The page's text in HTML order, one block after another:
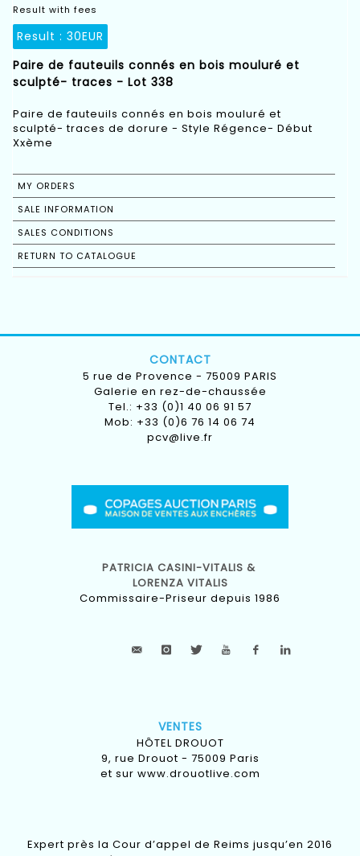
Result with fees
Result : 30EUR
Paire de fauteuils connés en bois mouluré et
sculpté- traces - Lot 338
Paire de fauteuils connés en bois mouluré et
sculpté- traces de dorure - Style Régence- Début
Xxème
MY ORDERS
SALE INFORMATION
SALES CONDITIONS
RETURN TO CATALOGUE
CONTACT
5 rue de Provence - 75009 PARIS
Galerie en rez-de-chaussée
Tel.: +33 (0)1 40 06 91 57
Mob: +33 (0)6 76 14 06 74
pcv@live.fr
PATRICIA CASINI-VITALIS &
LORENZA VITALIS
Commissaire-Priseur depuis 1986
VENTES
HÔTEL DROUOT
9, rue Drouot - 75009 Paris
et sur www.drouotlive.com
Expert près la Cour d’appel de Reims jusqu’en 2016